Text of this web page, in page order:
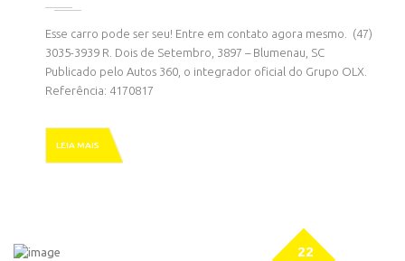
Esse carro pode ser seu! Entre em contato agora mesmo. ㅤㅤ (47)
3035-3939 R. Dois de Setembro, 3897 – Blumenau, SC
Publicado pelo Autos 360, o integrador oficial do Grupo OLX.
Referência: 4170817
LEIA MAIS
22